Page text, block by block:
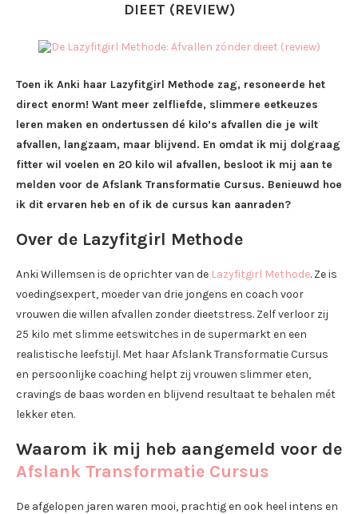
DIEET (REVIEW)
Toen ik Anki haar Lazyfitgirl Methode zag, resoneerde het
direct enorm! Want meer zelfliefde, slimmere eetkeuzes
leren maken en ondertussen dé kilo’s afvallen die je wilt
afvallen, langzaam, maar blijvend. En omdat ik mij dolgraag
fitter wil voelen en 20 kilo wil afvallen, besloot ik mij aan te
melden voor de Afslank Transformatie Cursus. Benieuwd hoe
ik dit ervaren heb en of ik de cursus kan aanraden?
Over de Lazyfitgirl Methode
Anki Willemsen is de oprichter van de Lazyfitgirl Methode. Ze is
voedingsexpert, moeder van drie jongens en coach voor
vrouwen die willen afvallen zonder dieetstress. Zelf verloor zij
25 kilo met slimme eetswitches in de supermarkt en een
realistische leefstijl. Met haar Afslank Transformatie Cursus
en persoonlijke coaching helpt zij vrouwen slimmer eten,
cravings de baas worden en blijvend resultaat te behalen mét
lekker eten.
Waarom ik mij heb aangemeld voor de
Afslank Transformatie Cursus
De afgelopen jaren waren mooi, prachtig en ook heel intens en